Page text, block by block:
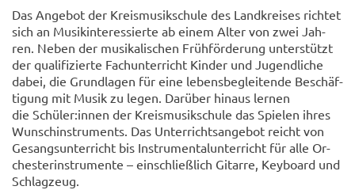
Das An­ge­bot der Kreis­mu­sik­schu­le des Land­krei­ses rich­tet
sich an Musik­in­ter­es­sier­te ab einem Alter von zwei Jah­
ren. Neben der mu­si­ka­li­schen Früh­för­de­rung un­ter­stützt
der qua­li­fi­zier­te Fach­un­ter­richt Kin­der und Ju­gend­li­che
dabei, die Grund­lagen für eine le­bens­be­glei­ten­de Be­schäf­
ti­gung mit Musik zu legen. Dar­über hin­aus ler­nen
die Schü­ler:innen der Kreis­musik­schu­le das Spie­len ihres
Wunsch­in­stru­ments. Das Un­ter­richts­an­ge­bot reicht von
Ge­sangs­­un­ter­richt bis In­stru­men­tal­­un­ter­richt für alle Or­
ches­ter­­in­stru­men­te – ein­schließ­lich Gi­tar­re, Key­board und
Schlag­zeug.